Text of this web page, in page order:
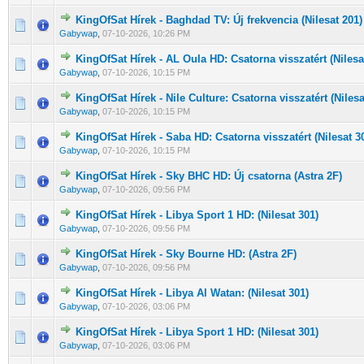
KingOfSat Hírek - Baghdad TV: Új frekvencia (Nilesat 201)
Gabywap 07-10-2026, 10:26 PM
0 Szavazat - 0 / 5 átlagban
12345
KingOfSat Hírek - AL Oula HD: Csatorna visszatért
Gabywap 07-10-2026, 10:15 PM
0 Szavazat - 0 / 5 átlagban
1 2345
KingOfSat Hírek - Nile Culture: Csatorna visszatért
Gabywap 07-10-2026, 10:15 PM
0 Szavazat - 0 / 5 átlagban
12 345
KingOfSat Hírek - Saba HD: Csatorna visszatért (Nilesat
Gabywap 07-10-2026, 10:15 PM
0 Szavazat - 0 / 5 átlagban
12345
KingOfSat Hírek - Sky BHC HD: Új csatorna (Astra 2F)
Gabywap 07-10-2026, 09:56 PM
0 Szavazat - 0 / 5 átlagban
12345
KingOfSat Hírek - Libya Sport 1 HD: (Nilesat 301)
Gabywap 07-10-2026, 09:56 PM
0 Szavazat - 0 / 5 átlagban
123 45
KingOfSat Hírek - Sky Bourne HD: (Astra 2F)
Gabywap 07-10-2026, 09:56 PM
0 Szavazat - 0 / 5 átlagban
12345
KingOfSat Hírek - Libya Al Watan: (Nilesat 301)
Gabywap 07-10-2026, 03:06 PM
0 Szavazat - 0 / 5 átlagban
123 45
KingOfSat Hírek - Libya Sport 1 HD: (Nilesat 301)
Gabywap 07-10-2026, 03:06 PM
0 Szavazat - 0 / 5 átlagban
123 45